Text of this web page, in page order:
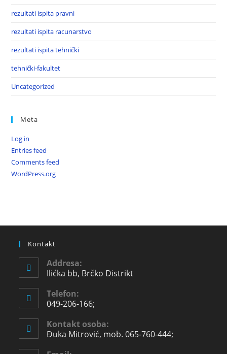
rezultati ispita pravni
rezultati ispita racunarstvo
rezultati ispita tehnički
tehnički-fakultet
Uncategorized
Meta
Log in
Entries feed
Comments feed
WordPress.org
Kontakt
Addresa:
Ilićka bb, Brčko Distrikt
Telefon:
049-206-166;
Kontakt osoba:
Đuka Mitrović, mob. 065-760-444;